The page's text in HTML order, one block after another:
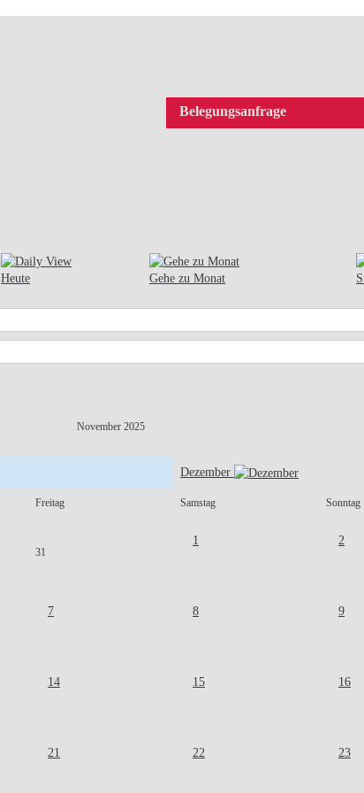
Belegungsanfrage
Heute Gehe zu Monat
November 2025
Dezember
Freitag Samstag Sonntag
31
1 2
7 8 9
14 15 16
21 22 23